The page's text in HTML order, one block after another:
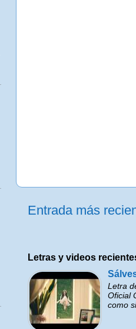
Entrada más
Letras y videos
Letra
Oficial
como